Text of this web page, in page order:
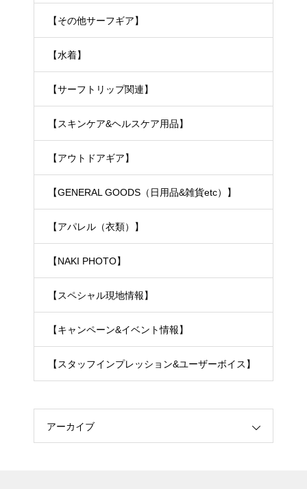
【その他サーフギア】
【水着】
【サーフトリップ関連】
【スキンケア&ヘルスケア用品】
【アウトドアギア】
【GENERAL GOODS（日用品&雑貨etc）】
【アパレル（衣類）】
【NAKI PHOTO】
【スペシャル現地情報】
【キャンペーン&イベント情報】
【スタッフインプレッション&ユーザーボイス】
アーカイブ